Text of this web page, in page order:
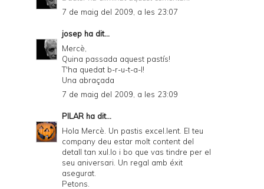
7 de maig del 2009, a les 23:07
josep ha dit...
Mercè,
Quina passada aquest pastís!
T'ha quedat b-r-u-t-a-l!
Una abraçada
7 de maig del 2009, a les 23:09
PILAR ha dit...
Hola Mercè. Un pastis excel.lent. El teu
company deu estar molt content del
detall tan xul.lo i bo que vas tindre per el
seu aniversari. Un regal amb éxit
asegurat.
Petons.